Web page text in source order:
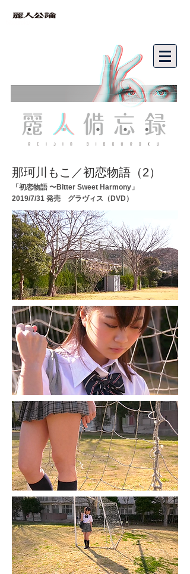
那珂川もこ／初恋物語（2）
「初恋物語 〜Bitter Sweet Harmony」
2019/7/31 発売 グラヴィス（DVD）